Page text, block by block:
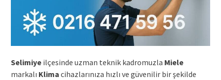
Selimiyeilçesinde uzman teknik kadromuzla Miele
markalı Klima cihazlarınıza hızlı ve güvenilir bir şekilde